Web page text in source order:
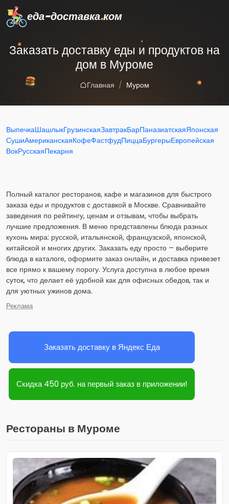
еда-доставка.ком
Заказать доставку еды и продуктов на
дом в Муроме
Главная Муром
ВыпечкаШашлыкГрузинскаяЗавтракБарПаназиатскаяЯпонская
СушиАмериканскаяКофеФастфудПиццаБургерыЕвропейская
ВокРусскаяПекарня
Полный каталог ресторанов, кафе и магазинов для быстрого
заказа еды и продуктов с доставкой в Москве. Сравнивайте
заведения по рейтингу, ценам и отзывам, чтобы выбрать
лучшие предложения. В меню представлены блюда разных
кухонь мира: русской, итальянской, французской, японской,
китайской и многих других. Заказать еду просто – выберите
блюда в каталоге, оформите заказ онлайн, и доставка привезет
все прямо к вашему порогу. Услуга доступна в любое время
суток, что делает её удобной как для офисных обедов, так и
для уютных ужинов дома.
Реклама
Заказать доставку в Яндекс Еда
Скидка 450 руб. на первый заказ в приложении!
Рестораны в Муроме